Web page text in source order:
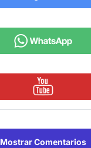
Mostrar Comentarios